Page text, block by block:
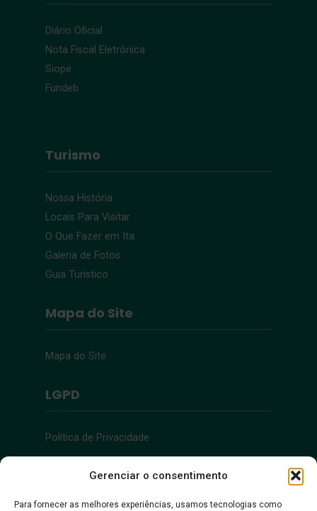
Gerenciar o consentimento
Para fornecer as melhores experiências, usamos tecnologias como
Diário Oficial
Nota Fiscal Eletrônica
Siope
Fundeb
Turismo
Nossa História
Locais Para Visitar
O Que Fazer em Ita
Galeria de Fotos
Guia Turístico
Mapa do Site
Mapa do Site
LGPD
Política de Privacidade
Acessibilidade